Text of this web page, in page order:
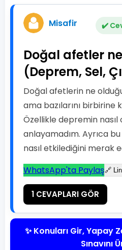
Misafir ✔️
Doğal afetler
(Deprem, Sel,
Doğal afetlerin ne
ama bazılarını birbirine
Özellikle depremin
anlayamadım. Ayrıca
nasıl etkilediğini merak
WhatsApp'ta Paylaş🔗
1 CEVAPLARI GÖR
✨ Konuları Gir, Yapay
Sınavını